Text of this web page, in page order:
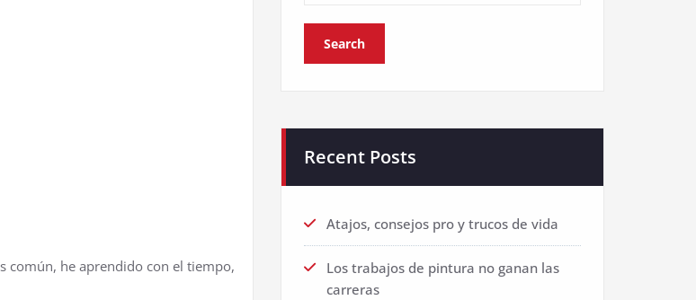
s común, he aprendido con el tiempo,
Recent Posts
Atajos, consejos pro y trucos de vida
Los trabajos de pintura no ganan las
carreras